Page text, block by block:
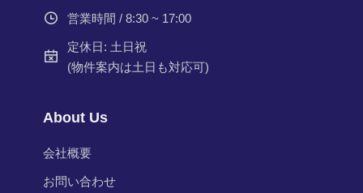
営業時間 / 8:30 ~ 17:00
定休日: 土日祝
(物件案内は土日も対応可)
About Us
会社概要
お問い合わせ